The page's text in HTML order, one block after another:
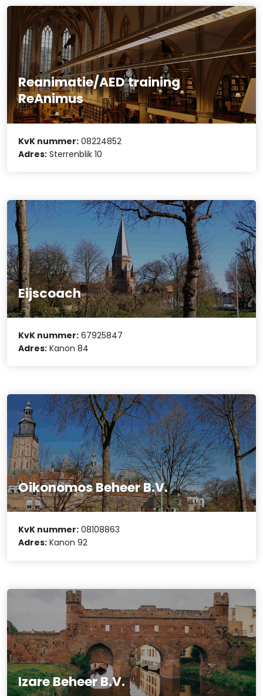
Reanimatie/AED training
ReAnimus
KvK nummer: 08224852
Adres: Sterrenblik 10
Eijscoach
KvK nummer: 67925847
Adres: Kanon 84
Oikonomos Beheer B.V.
KvK nummer: 08108863
Adres: Kanon 92
Izare Beheer B.V.